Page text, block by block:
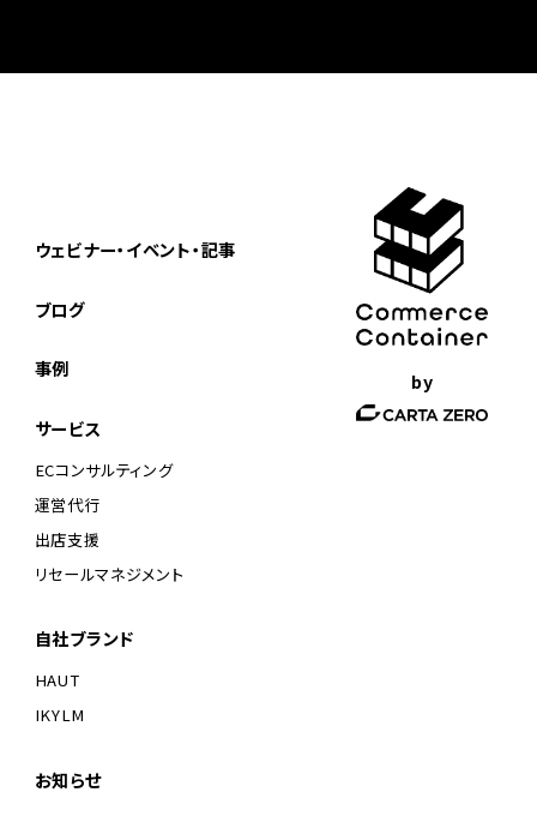
by
ウェビナー・イベント・記事
ブログ
事例
サービス
ECコンサルティング
運営代行
出店支援
リセールマネジメント
自社ブランド
HAUT
IKYLM
お知らせ